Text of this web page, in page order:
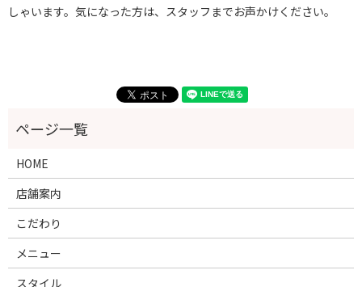
しゃいます。気になった方は、スタッフまでお声かけください。
HOME
店舗案内
こだわり
メニュー
スタイル